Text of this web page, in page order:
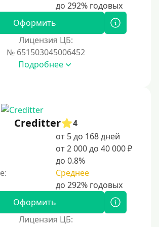
карту
карту
без отказа
Оформить
Лицензия ЦБ:
№ 651503045006452
Подробнее
Creditter
4
от 5 до 168 дней
от 2 000 до 40 000 ₽
до 0.8%
Среднее
Оформить
Лицензия ЦБ: